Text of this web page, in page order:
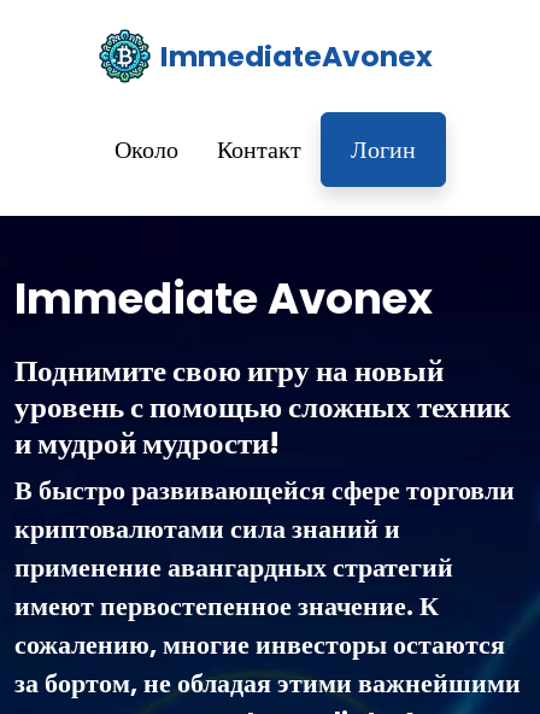
ImmediateAvonex
Около Контакт Логин
Immediate Avonex
Поднимите свою игру на новый
уровень с помощью сложных техник
и мудрой мудрости!
В быстро развивающейся сфере торговли
криптовалютами сила знаний и
применение авангардных стратегий
имеют первостепенное значение. К
сожалению, многие инвесторы остаются
за бортом, не обладая этими важнейшими